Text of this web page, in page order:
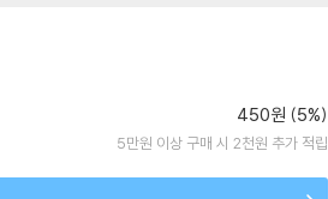
450원 (5%)
5만원 이상 구매 시 2천원 추가 적립